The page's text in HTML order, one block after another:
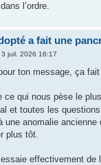
l’ordre.
a fait une
3 juil. 2026 16:17
ton message, ça
ce qui nous pèse le
et toutes les
une anomalie
plus tôt.
effectivement